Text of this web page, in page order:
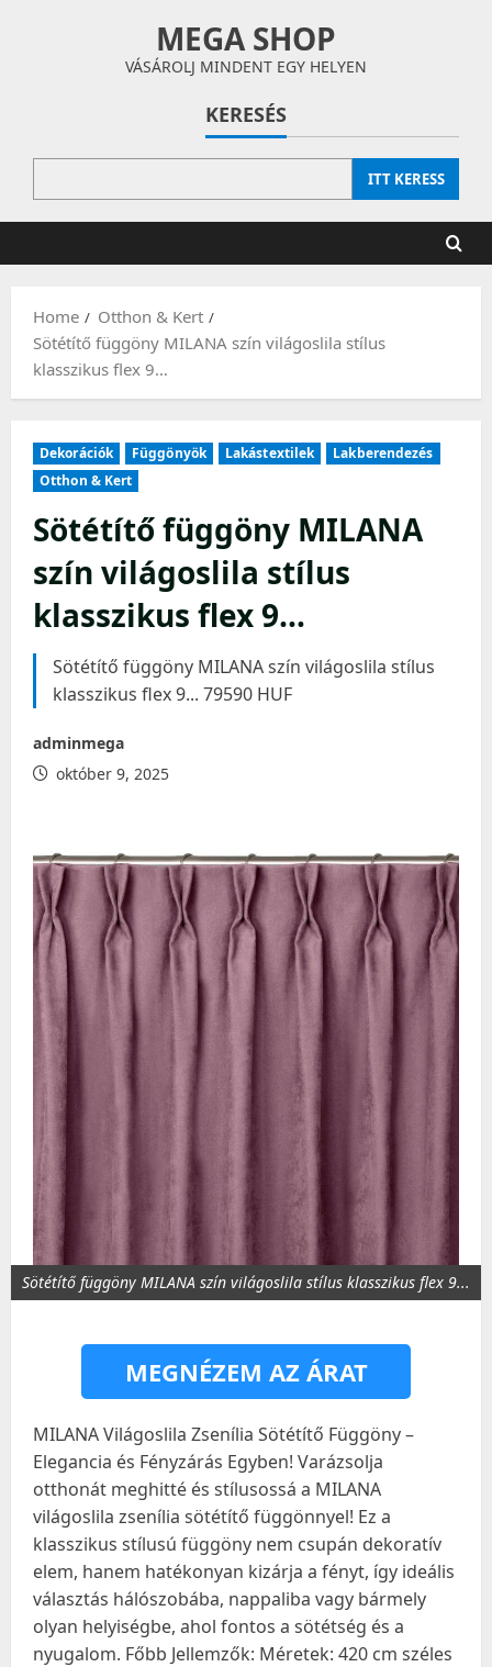
MEGA SHOP
VÁSÁROLJ MINDENT EGY HELYEN
KERESÉS
ITT KERESS
Home
Otthon & Kert
Sötétítő függöny MILANA szín világoslila stílus
klasszikus flex 9…
Dekorációk Függönyök Lakástextilek
Lakberendezés
Otthon & Kert
Sötétítő függöny MILANA
szín világoslila stílus
klasszikus flex 9…
Sötétítő függöny MILANA szín világoslila stílus
klasszikus flex 9... 79590 HUF
adminmega
október 9, 2025
Sötétítő függöny MILANA szín világoslila stílus klasszikus flex 9...
MEGNÉZEM AZ ÁRAT
MILANA Világoslila Zsenília Sötétítő Függöny –
Elegancia és Fényzárás Egyben! Varázsolja
otthonát meghitté és stílusossá a MILANA
világoslila zsenília sötétítő függönnyel! Ez a
klasszikus stílusú függöny nem csupán dekoratív
elem, hanem hatékonyan kizárja a fényt, így ideális
választás hálószobába, nappaliba vagy bármely
olyan helyiségbe, ahol fontos a sötétség és a
nyugalom. Főbb Jellemzők: Méretek: 420 cm széles